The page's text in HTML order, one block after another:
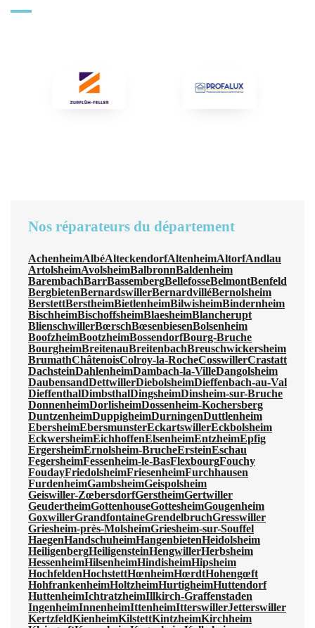
Nos réparateurs du département
AchenheimAlbéAlteckendorfAltenheimAltorfAndlau
ArtolsheimAvolsheimBalbronnBaldenheim
BarembachBarrBassembergBellefosseBelmontBenfeld
BergbietenBernardswillerBernardvilléBernolsheim
BerstettBerstheimBietlenheimBilwisheimBindernheim
BischheimBischoffsheimBlaesheimBlancherupt
BlienschwillerBœrschBœsenbiesenBolsenheim
BoofzheimBootzheimBossendorfBourg-Bruche
BourgheimBreitenauBreitenbachBreuschwickersheim
BrumathChâtenoisColroy-la-RocheCosswillerCrastatt
DachsteinDahlenheimDambach-la-VilleDangolsheim
DaubensandDettwillerDiebolsheimDieffenbach-au-Val
DieffenthalDimbsthalDingsheimDinsheim-sur-Bruche
DonnenheimDorlisheimDossenheim-Kochersberg
DuntzenheimDuppigheimDurningenDuttlenheim
EbersheimEbersmunsterEckartswillerEckbolsheim
EckwersheimEichhoffenElsenheimEntzheimEpfig
ErgersheimErnolsheim-BrucheErsteinEschau
FegersheimFessenheim-le-BasFlexbourgFouchy
FoudayFriedolsheimFriesenheimFurchhausen
FurdenheimGambsheimGeispolsheim
Geiswiller-ZœbersdorfGerstheimGertwiller
GeudertheimGottenhouseGottesheimGougenheim
GoxwillerGrandfontaineGrendelbruchGresswiller
Griesheim-près-MolsheimGriesheim-sur-Souffel
HaegenHandschuheimHangenbietenHeidolsheim
HeiligenbergHeiligensteinHengwillerHerbsheim
HessenheimHilsenheimHindisheimHipsheim
HochfeldenHochstettHœnheimHœrdtHohengœft
HohfrankenheimHoltzheimHurtigheimHuttendorf
HuttenheimIchtratzheimIllkirch-Graffenstaden
IngenheimInnenheimIttenheimItterswillerJetterswiller
KertzfeldKienheimKilstettKintzheimKirchheim